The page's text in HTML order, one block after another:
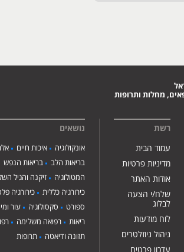
מחלות ותרופות
רשת
עמוד הבית
מדיניות פרטיות
אודות האתר
שלח/י הצעה
לבלוג
לוח מודעות
ניהול ניוזלטרים
נושאים
אונקולוגיה איכות חיים
בריאות הלב
בריאות הנפש
המטולוגיה
זיקנה והגיל
כירורגיה כללית
כירורגיה
ספורט
סקסולוגיה עור
ריאות
רפואה משלימה
תזונה ודיאטה
תרופות